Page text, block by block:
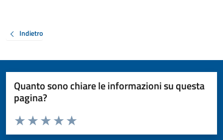
Indietro
Quanto sono chiare le informazioni su questa
pagina?
Valuta da 1 a 5 stelle la pagina
Valuta 5 stelle su 5
Valuta 4 stelle su 5
Valuta 3 stelle su 5
Valuta 2 stelle su 5
Valuta 1 stelle su 5